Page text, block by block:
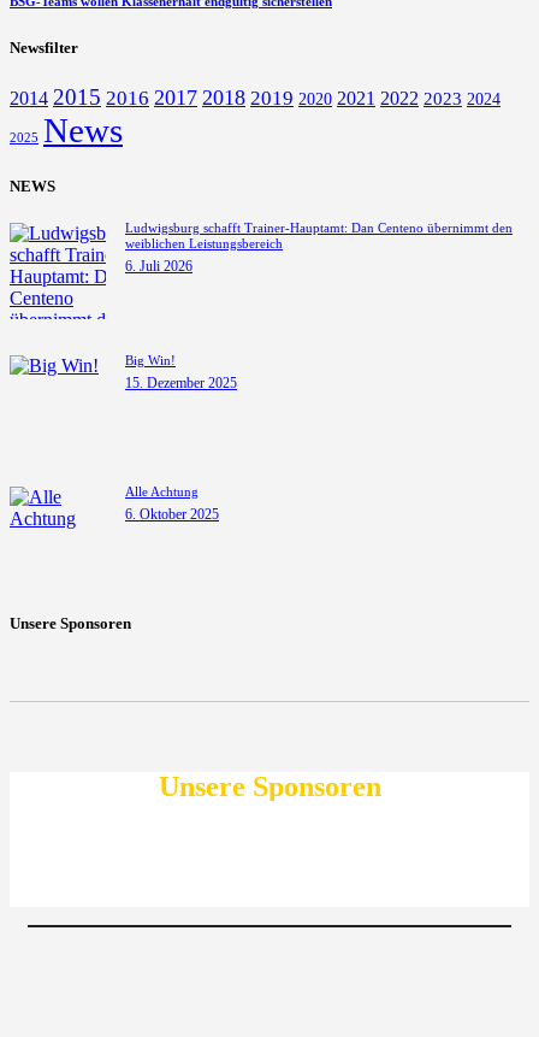
Newsfilter
2014 2015 2016 2017 2018 2019 2020 2021 2022 2023 2024
2025 News
NEWS
Ludwigsburg schafft Trainer-Hauptamt: Dan Centeno übernimmt den
weiblichen Leistungsbereich
6. Juli 2026
Big Win!
15. Dezember 2025
Alle Achtung
6. Oktober 2025
Unsere Sponsoren
Unsere Sponsoren